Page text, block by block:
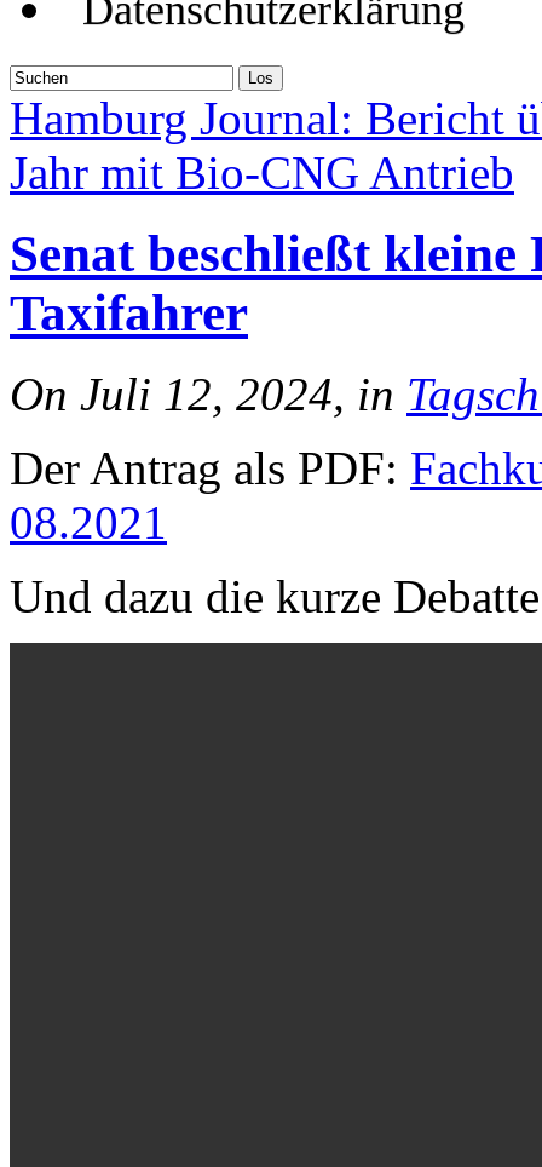
Datenschutzerklärung
Hamburg Journal: Bericht
Jahr mit Bio-CNG Antrieb
Senat beschließt
Taxifahrer
On Juli 12, 2024, in
Der Antrag als PDF:
08.2021
Und dazu die kurze